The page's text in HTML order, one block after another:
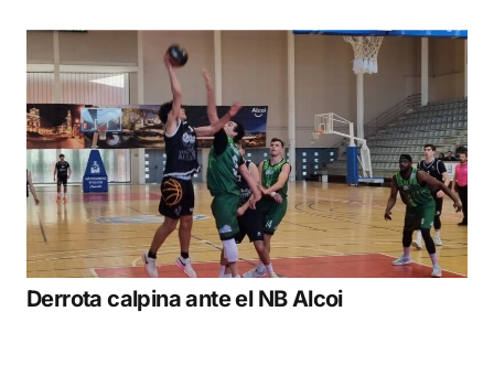
Derrota calpina ante el NB Alcoi